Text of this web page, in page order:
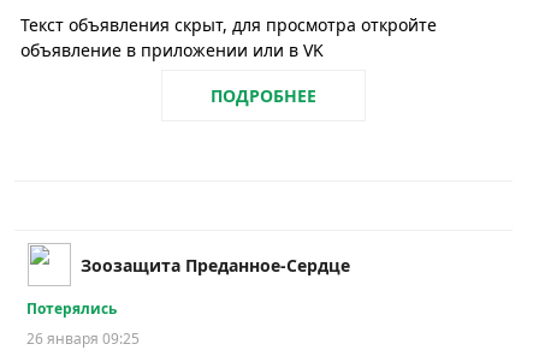
Текст объявления скрыт, для просмотра откройте
объявление в приложении или в VK
ПОДРОБНЕЕ
Зоозащита Преданное-Сердце
Потерялись
26 января 09:25